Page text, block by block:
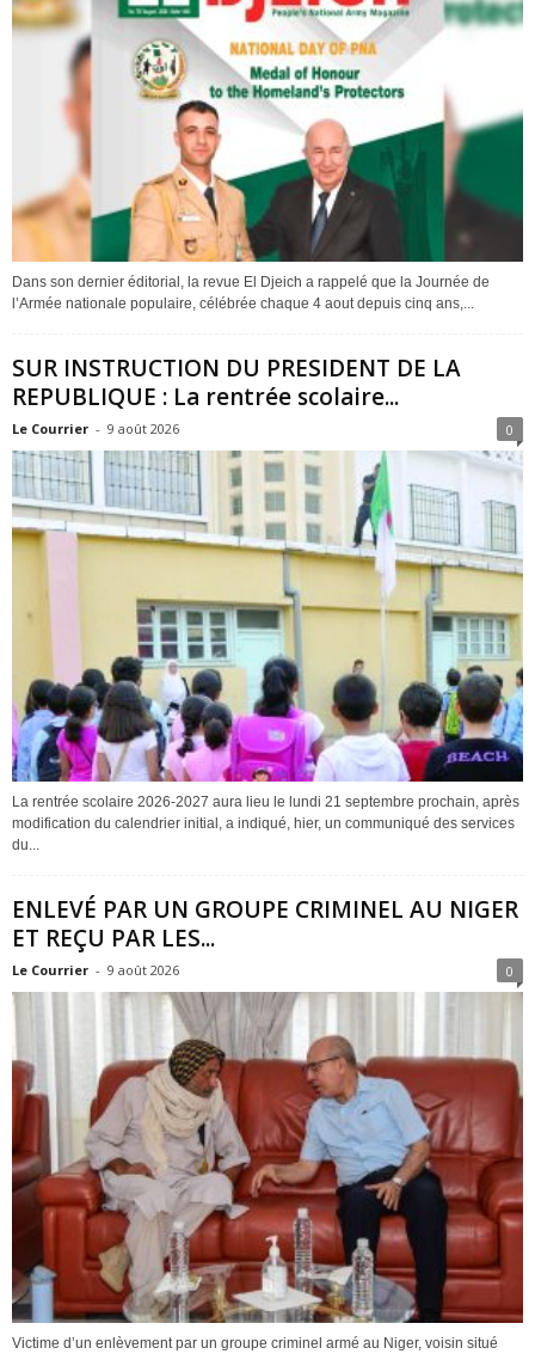
Dans son dernier éditorial, la revue El Djeich a rappelé que la Journée de
l’Armée nationale populaire, célébrée chaque 4 aout depuis cinq ans,...
SUR INSTRUCTION DU PRESIDENT DE LA
REPUBLIQUE : La rentrée scolaire...
Le Courrier - 9 août 2026 0
La rentrée scolaire 2026-2027 aura lieu le lundi 21 septembre prochain, après
modification du calendrier initial, a indiqué, hier, un communiqué des services
du...
ENLEVÉ PAR UN GROUPE CRIMINEL AU NIGER
ET REÇU PAR LES...
Le Courrier - 9 août 2026 0
Victime d’un enlèvement par un groupe criminel armé au Niger, voisin situé